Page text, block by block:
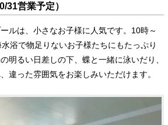
31営業予定）
ルは、小さなお子様に人気です。10時～
浴で物足りないお子様たちにもたっぷり
明るい日差しの下、蝶と一緒に泳いだり、
違った雰囲気をお楽しみいただけます。